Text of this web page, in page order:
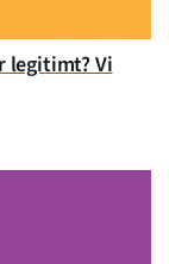
legitimt? Vi